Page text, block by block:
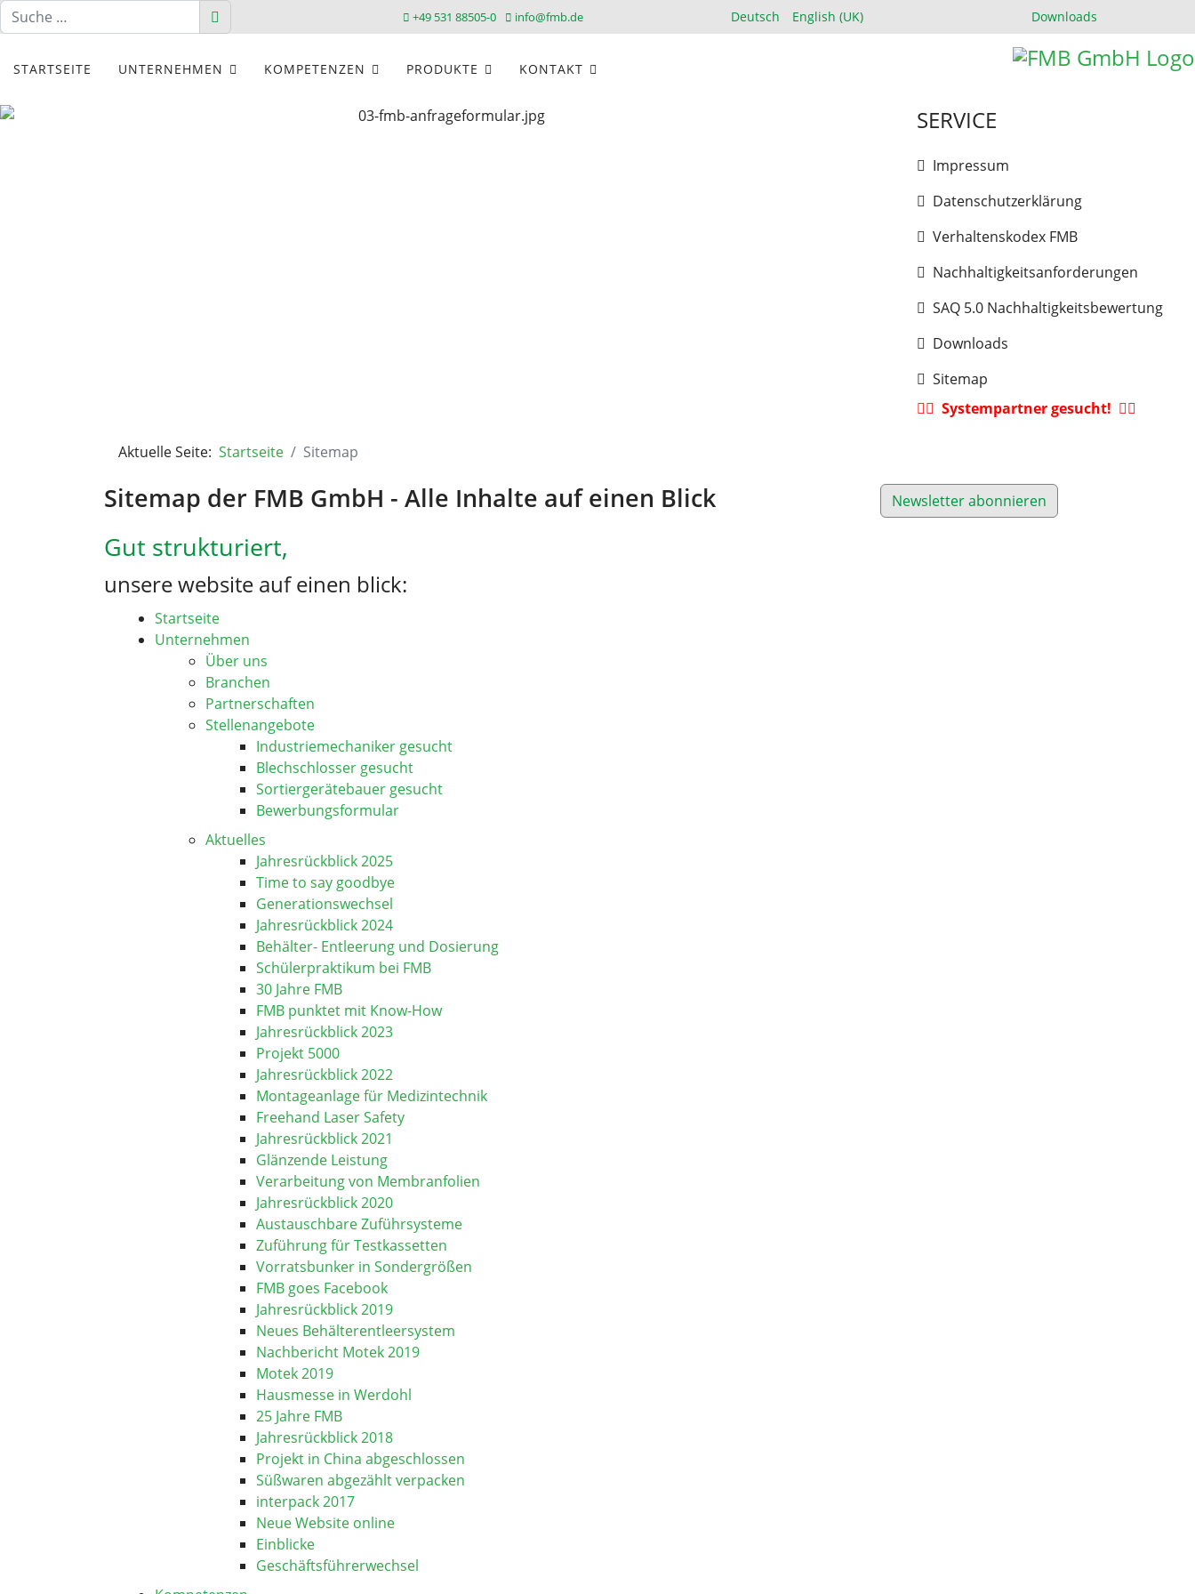
Suchen
+49 531 88505-0 info@fmb.de Sprache auswählen
Deutsch English (UK) Downloads
STARTSEITE UNTERNEHMEN KOMPETENZEN PRODUKTE KONTAKT
SERVICE
Impressum
Datenschutzerklärung
Verhaltenskodex FMB
Nachhaltigkeitsanforderungen
SAQ 5.0 Nachhaltigkeitsbewertung
Downloads
Sitemap
Systempartner gesucht!
Aktuelle Seite: Startseite Sitemap
Sitemap der FMB GmbH - Alle Inhalte auf einen Blick
Gut strukturiert,
unsere website auf einen blick:
Startseite
Unternehmen
Über uns
Branchen
Partnerschaften
Stellenangebote
Industriemechaniker gesucht
Blechschlosser gesucht
Sortiergerätebauer gesucht
Bewerbungsformular
Aktuelles
Jahresrückblick 2025
Time to say goodbye
Generationswechsel
Jahresrückblick 2024
Behälter- Entleerung und Dosierung
Schülerpraktikum bei FMB
30 Jahre FMB
FMB punktet mit Know-How
Jahresrückblick 2023
Projekt 5000
Jahresrückblick 2022
Montageanlage für Medizintechnik
Freehand Laser Safety
Jahresrückblick 2021
Glänzende Leistung
Verarbeitung von Membranfolien
Jahresrückblick 2020
Austauschbare Zuführsysteme
Zuführung für Testkassetten
Vorratsbunker in Sondergrößen
FMB goes Facebook
Jahresrückblick 2019
Neues Behälterentleersystem
Nachbericht Motek 2019
Motek 2019
Hausmesse in Werdohl
25 Jahre FMB
Jahresrückblick 2018
Projekt in China abgeschlossen
Süßwaren abgezählt verpacken
interpack 2017
Neue Website online
Einblicke
Geschäftsführerwechsel
Newsletter abonnieren